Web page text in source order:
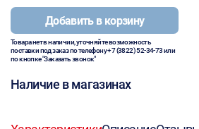
Добавить в корзину
Товара нет в наличии, уточняйте возможность
поставки под заказ по телефону+7 (3822) 52-34-73или
по кнопке "Заказать звонок"
Наличие в магазинах